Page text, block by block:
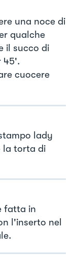
una noce di
qualche
il succo di
45'.
cuocere
lady
la torta di
fatta in
l'inserto nel